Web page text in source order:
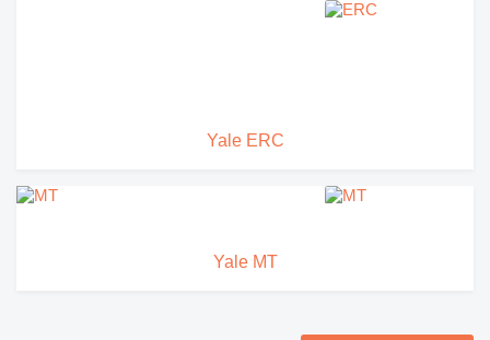
Yale ERC
Yale MT